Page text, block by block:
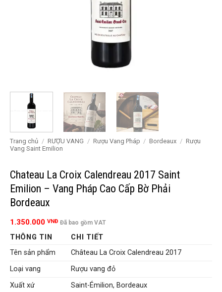
Trang chủ / RƯỢU VANG / Rượu Vang Pháp / Bordeaux / Rượu
Vang Saint Emilion
Chateau La Croix Calendreau 2017 Saint
Emilion – Vang Pháp Cao Cấp Bờ Phải
Bordeaux
1.350.000 VNĐ Đã bao gồm VAT
THÔNG TIN
CHI TIẾT
Tên sản phẩm
Château La Croix Calendreau 2017
Loại vang
Rượu vang đỏ
Xuất xứ
Saint-Émilion, Bordeaux